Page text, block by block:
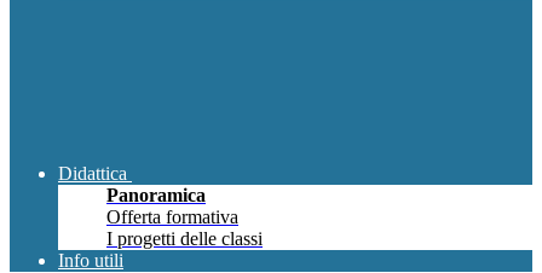
Didattica
Panoramica
Offerta formativa
I progetti delle classi
Info utili